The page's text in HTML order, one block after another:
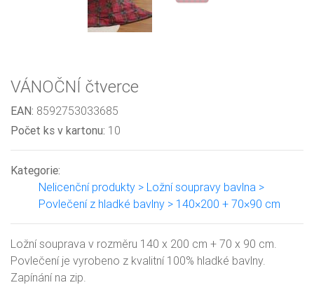
VÁNOČNÍ čtverce
EAN: 8592753033685
Počet ks v kartonu: 10
Kategorie:
Nelicenční produkty > Ložní soupravy bavlna >
Povlečení z hladké bavlny > 140×200 + 70×90 cm
Ložní souprava v rozměru 140 x 200 cm + 70 x 90 cm.
Povlečení je vyrobeno z kvalitní 100% hladké bavlny.
Zapínání na zip.